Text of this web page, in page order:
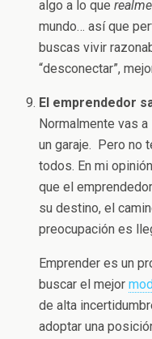
algo a lo que
mundo… así que
buscas vivir
“desconectar”,
El emprendedor
Normalmente vas
un garaje. Pero no
todos. En mi
que el
su destino, el
preocupación es
Emprender es un
buscar el mejor
de alta
adoptar una